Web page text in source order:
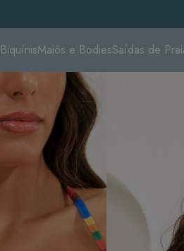
BiquínisMaiôs e BodiesSaídas de